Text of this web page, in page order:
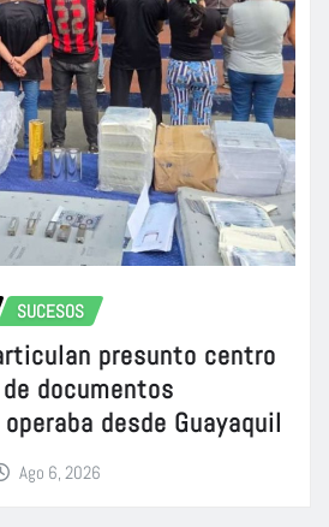
SUCESOS
presunto centro
documentos
desde Guayaquil
Ago 6, 2026